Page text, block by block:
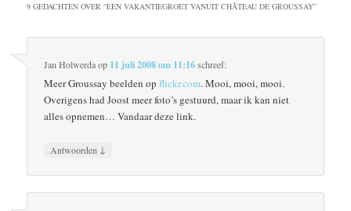
9 GEDACHTEN OVER “EEN VAKANTIEGROET VANUIT CHÂTEAU DE GROUSSAY”
Jan Holwerdaop 11 juli 2008 om 11:16schreef:
Meer Groussay beelden opflickr.com. Mooi, mooi, mooi.
Overigens had Joost meer foto’s gestuurd, maar ik kan niet
alles opnemen… Vandaar deze link.
Antwoorden ↓